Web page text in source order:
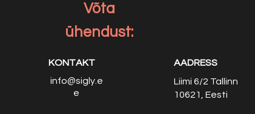
Võta
ühendust:
KONTAKT
info@sigly.e
e
AADRESS
Liimi 6/2 Tallinn
10621, Eesti